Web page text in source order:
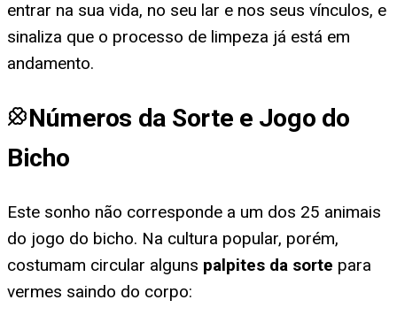
entrar na sua vida, no seu lar e nos seus vínculos, e
sinaliza que o processo de limpeza já está em
andamento.
Números da Sorte e Jogo do
Bicho
Este sonho não corresponde a um dos 25 animais
do jogo do bicho. Na cultura popular, porém,
costumam circular alguns palpites da sorte para
vermes saindo do corpo: